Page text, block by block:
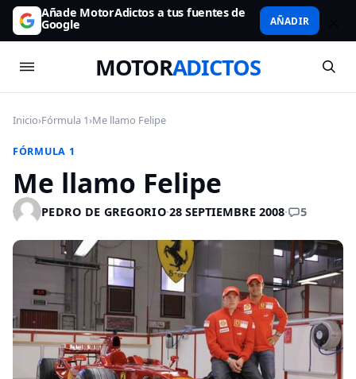
Añade MotorAdictos a tus fuentes de
Google AÑADIR
MOTORADICTOS
Inicio›Fórmula 1›Me llamo Felipe
FÓRMULA 1
Me llamo Felipe
PEDRO DE GREGORIO·28 SEPTIEMBRE 2008· 5